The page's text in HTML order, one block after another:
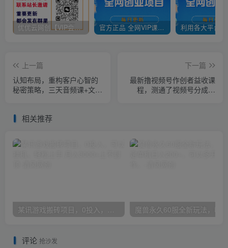
优优云网创【VIP会员专属交流群】 官方正品 全网VIP课程 无损下载~
上一篇
认知布局，重构客户心智的
秘密策略，三天音频课+文字
下一篇
最新撸视频号作创者益收课
程，测通了视频号分成计
相关推荐
某讯游戏搬砖项目，0投入，可以挂机，轻松上手,月入3000+上不封顶
评论 抢沙发